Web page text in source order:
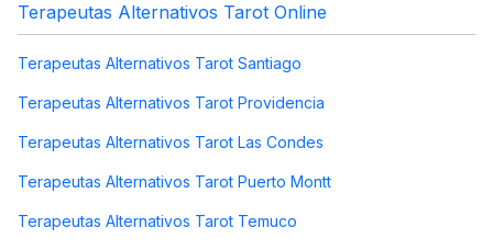
Terapeutas Alternativos Tarot Online
Terapeutas Alternativos Tarot Santiago
Terapeutas Alternativos Tarot Providencia
Terapeutas Alternativos Tarot Las Condes
Terapeutas Alternativos Tarot Puerto Montt
Terapeutas Alternativos Tarot Temuco